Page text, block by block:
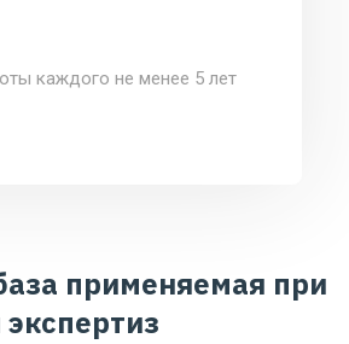
каждого не менее 5 лет
применяемая при